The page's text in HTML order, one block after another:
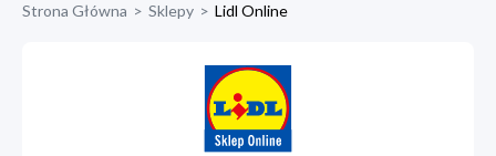
Strona Główna > Sklepy > Lidl Online